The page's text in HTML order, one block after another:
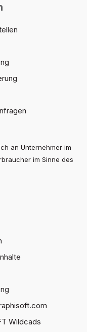
an Unternehmer im
im Sinne des
Wildcads